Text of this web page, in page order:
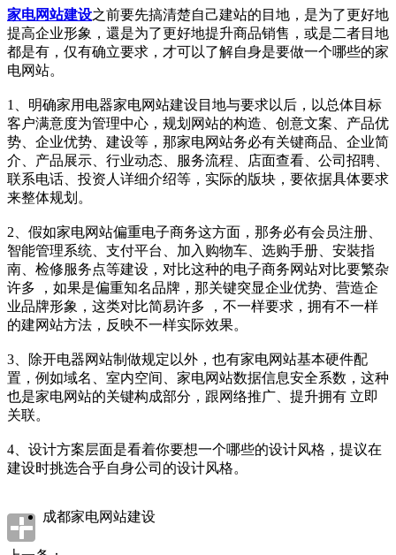
家电网站建设之前要先搞清楚自己建站的目地，是为了更好地
提高企业形象，還是为了更好地提升商品销售，或是二者目地
都是有，仅有确立要求，才可以了解自身是要做一个哪些的家
电网站。
1、明确家用电器家电网站建设目地与要求以后，以总体目标
客户满意度为管理中心，规划网站的构造、创意文案、产品优
势、企业优势、建设等，那家电网站务必有关键商品、企业简
介、产品展示、行业动态、服务流程、店面查看、公司招聘、
联系电话、投资人详细介绍等，实际的版块，要依据具体要求
来整体规划。
2、假如家电网站偏重电子商务这方面，那务必有会员注册、
智能管理系统、支付平台、加入购物车、选购手册、安裝指
南、检修服务点等建设，对比这种的电子商务网站对比要繁杂
许多 ，如果是偏重知名品牌，那关键突显企业优势、营造企
业品牌形象，这类对比简易许多 ，不一样要求，拥有不一样
的建网站方法，反映不一样实际效果。
3、除开电器网站制做规定以外，也有家电网站基本硬件配
置，例如域名、室内空间、家电网站数据信息安全系数，这种
也是家电网站的关键构成部分，跟网络推广、提升拥有 立即
关联。
4、设计方案层面是看着你要想一个哪些的设计风格，提议在
建设时挑选合乎自身公司的设计风格。
成都家电网站建设